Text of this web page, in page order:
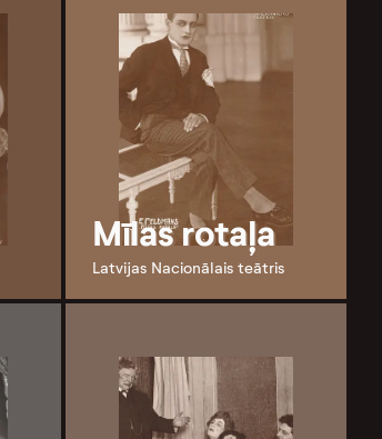
Mīlas rotaļa
Latvijas Nacionālais teātris